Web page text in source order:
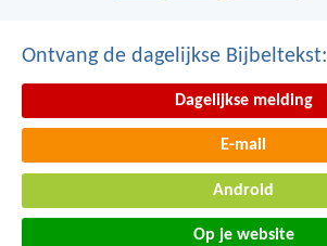
Ontvang de dagelijkse Bijbeltekst:
Dagelijkse melding
E-mail
Android
Op je website